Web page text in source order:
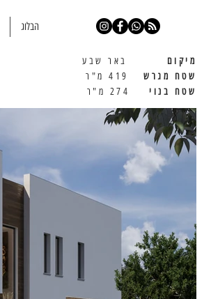
הבלוג
מיקום
באר שבע
שטח מגרש
שטח בנוי